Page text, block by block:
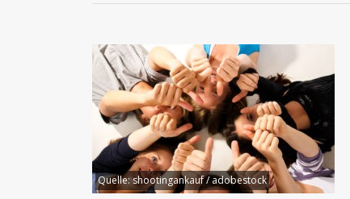
Quelle:shootingankauf / adobestock